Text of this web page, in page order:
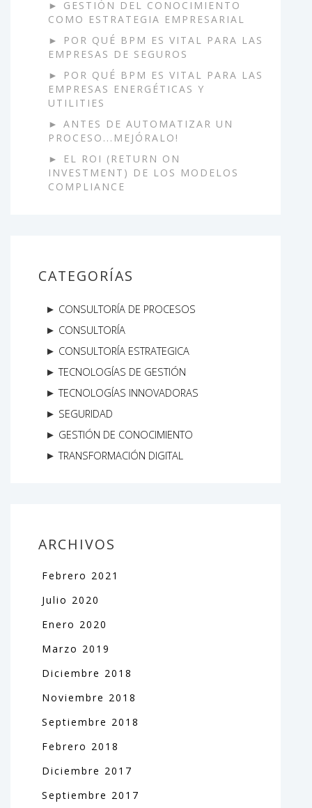
GESTIÓN DEL CONOCIMIENTO
COMO ESTRATEGIA EMPRESARIAL
POR QUÉ BPM ES VITAL PARA LAS
EMPRESAS DE SEGUROS
POR QUÉ BPM ES VITAL PARA LAS
EMPRESAS ENERGÉTICAS Y
UTILITIES
ANTES DE AUTOMATIZAR UN
PROCESO...MEJÓRALO!
EL ROI (RETURN ON
INVESTMENT) DE LOS MODELOS
COMPLIANCE
CATEGORÍAS
CONSULTORÍA DE PROCESOS
CONSULTORÍA
CONSULTORÍA ESTRATEGICA
TECNOLOGÍAS DE GESTIÓN
TECNOLOGÍAS INNOVADORAS
SEGURIDAD
GESTIÓN DE CONOCIMIENTO
TRANSFORMACIÓN DIGITAL
ARCHIVOS
Febrero 2021
Julio 2020
Enero 2020
Marzo 2019
Diciembre 2018
Noviembre 2018
Septiembre 2018
Febrero 2018
Diciembre 2017
Septiembre 2017